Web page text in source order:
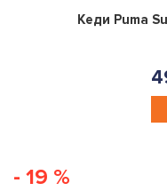
Кеди Puma
- 19 %